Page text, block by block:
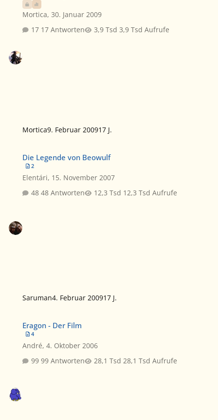
Mortica,30. Januar 2009
17 Antworten
3,9 Tsd Aufrufe
Mortica9. Februar 200917 J.
Die Legende von Beowulf
2
Elentári, 15. November 2007
48 Antworten
12,3 Tsd Aufrufe
Saruman4. Februar 200917 J.
Eragon - Der Film
4
André,4. Oktober 2006
99 Antworten
28,1 Tsd Aufrufe